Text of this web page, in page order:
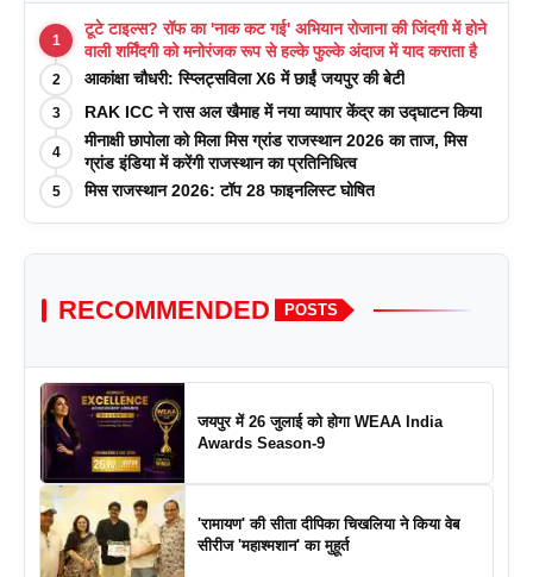
1
टूटे टाइल्स? रॉफ का 'नाक कट गई' अभियान रोजाना की जिंदगी में होने
वाली शर्मिंदगी को मनोरंजक रूप से हल्के फुल्के अंदाज में याद कराता है
2 आकांक्षा चौधरी: स्प्लिट्सविला X6 में छाईं जयपुर की बेटी
3 RAK ICC ने रास अल खैमाह में नया व्यापार केंद्र का उद्घाटन किया
4
मीनाक्षी छापोला को मिला मिस ग्रांड राजस्थान 2026 का ताज, मिस
ग्रांड इंडिया में करेंगी राजस्थान का प्रतिनिधित्व
5 मिस राजस्थान 2026: टॉप 28 फाइनलिस्ट घोषित
RECOMMENDED POSTS
जयपुर में 26 जुलाई को होगा WEAA India
Awards Season-9
'रामायण' की सीता दीपिका चिखलिया ने किया वेब
सीरीज 'महाश्मशान' का मुहूर्त